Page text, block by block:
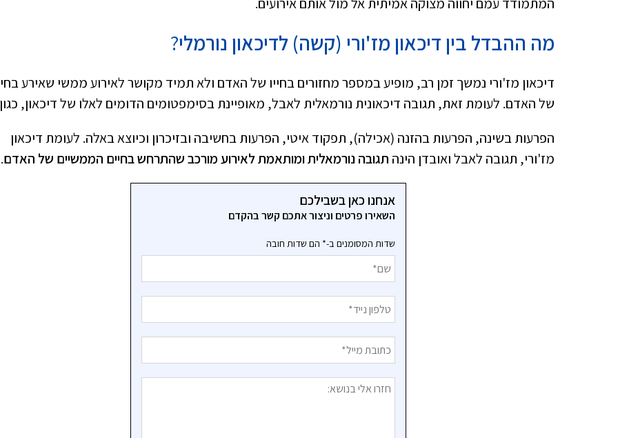
מה ההבדל בין דיכאון מז'ורי (קשה) לדיכאון נורמלי?
דיכאון מז'ורי נמשך זמן רב, מופיע במספר מחזורים בחייו של האדם ולא תמיד מקושר לאירוע ממשי שאירע
של האדם. לעומת זאת, תגובה דיכאונית נורמאלית לאבל, מאופיינת בסימפטומים הדומים לאלו של דיכאון,
הפרעות בשינה, הפרעות בהזנה (אכילה), תפקוד איטי, הפרעות בחשיבה ובזיכרון וכיוצא באלה. לעומת דיכאון
מז'ורי, תגובה לאבל ואובדן הינה תגובה נורמאלית ומותאמת לאירוע מורכב שהתרחש בחיים הממשיים של האדם.
אנחנו כאן בשבילכם
השאירו פרטים וניצור אתכם קשר בהקדם
שדות המסומנים ב-* הם שדות חובה